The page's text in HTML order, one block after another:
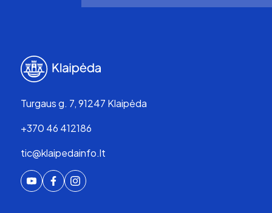
Turgaus g. 7, 91247 Klaipėda
+370 46 412186
tic@klaipedainfo.lt